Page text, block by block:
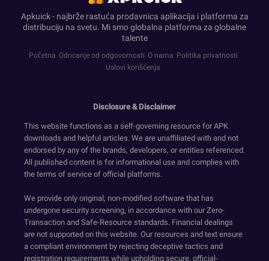
Apkuick - najbrže rastuća prodavnica aplikacija i platforma za
distribuciju na svetu. Mi smo globalna platforma za globalne
talente
Početna Odricanje od odgovornosti O nama Politika privatnosti
Uslovi korišćenja
Disclosure & Disclaimer
This website functions as a self-governing resource for APK
downloads and helpful articles. We are unaffiliated with and not
endorsed by any of the brands, developers, or entities referenced.
All published content is for informational use and complies with
the terms of service of official platforms.
We provide only original, non-modified software that has
undergone security screening, in accordance with our Zero-
Transaction and Safe-Resource standards. Financial dealings
are not supported on this website. Our resources and text ensure
a compliant environment by rejecting deceptive tactics and
registration requirements while upholding secure, official-